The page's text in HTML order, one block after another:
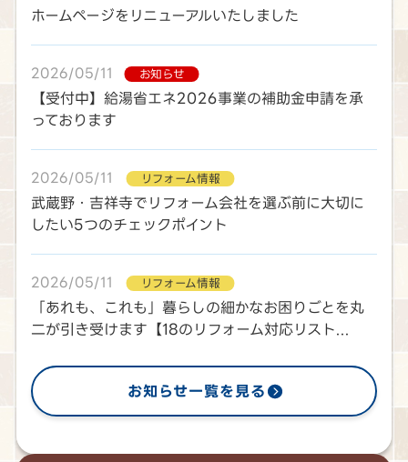
ホームページをリニューアルいたしました
2026/05/11 お知らせ
【受付中】給湯省エネ2026事業の補助金申請を承
っております
2026/05/11 リフォーム情報
武蔵野・吉祥寺でリフォーム会社を選ぶ前に大切に
したい5つのチェックポイント
2026/05/11 リフォーム情報
「あれも、これも」暮らしの細かなお困りごとを丸
二が引き受けます【18のリフォーム対応リスト...
お知らせ一覧を見る